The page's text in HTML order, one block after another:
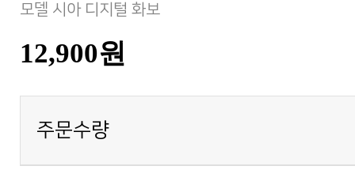
모델 시아 디지털 화보
12,900원
주문수량